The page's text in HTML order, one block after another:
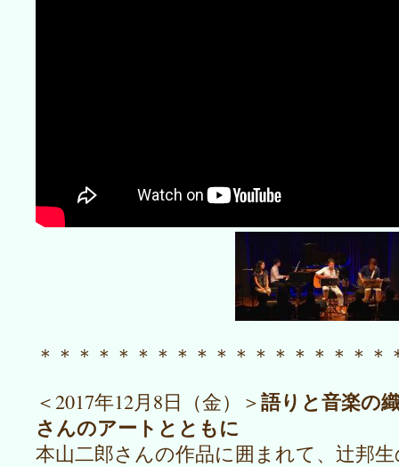
＊＊＊＊＊＊＊＊＊＊＊＊＊＊＊＊＊＊
＜2017年12月8日（金）＞語りと音楽の
さんのアートとともに
本山二郎さんの作品に囲まれて、辻邦